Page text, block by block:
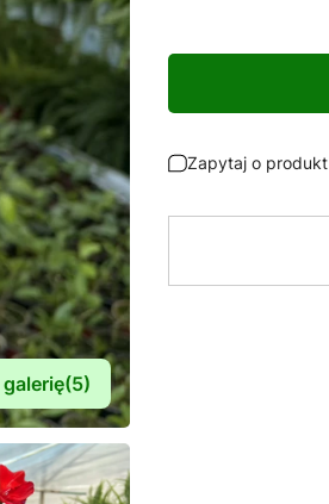
(5)
Zapytaj o produkt